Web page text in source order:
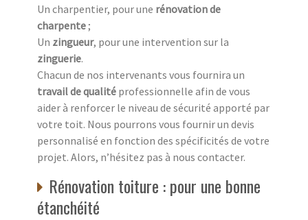
Un charpentier, pour une rénovation de
charpente ;
Un zingueur, pour une intervention sur la
zinguerie.
Chacun de nos intervenants vous fournira un
travail de qualité professionnelle afin de vous
aider à renforcer le niveau de sécurité apporté par
votre toit. Nous pourrons vous fournir un devis
personnalisé en fonction des spécificités de votre
projet. Alors, n’hésitez pas à nous contacter.
Rénovation toiture : pour une bonne
étanchéité